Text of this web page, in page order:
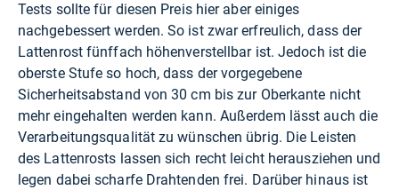
Tests sollte für diesen Preis hier aber einiges
nachgebessert werden. So ist zwar erfreulich, dass der
Lattenrost fünffach höhenverstellbar ist. Jedoch ist die
oberste Stufe so hoch, dass der vorgegebene
Sicherheitsabstand von 30 cm bis zur Oberkante nicht
mehr eingehalten werden kann. Außerdem lässt auch die
Verarbeitungsqualität zu wünschen übrig. Die Leisten
des Lattenrosts lassen sich recht leicht herausziehen und
legen dabei scharfe Drahtenden frei. Darüber hinaus ist